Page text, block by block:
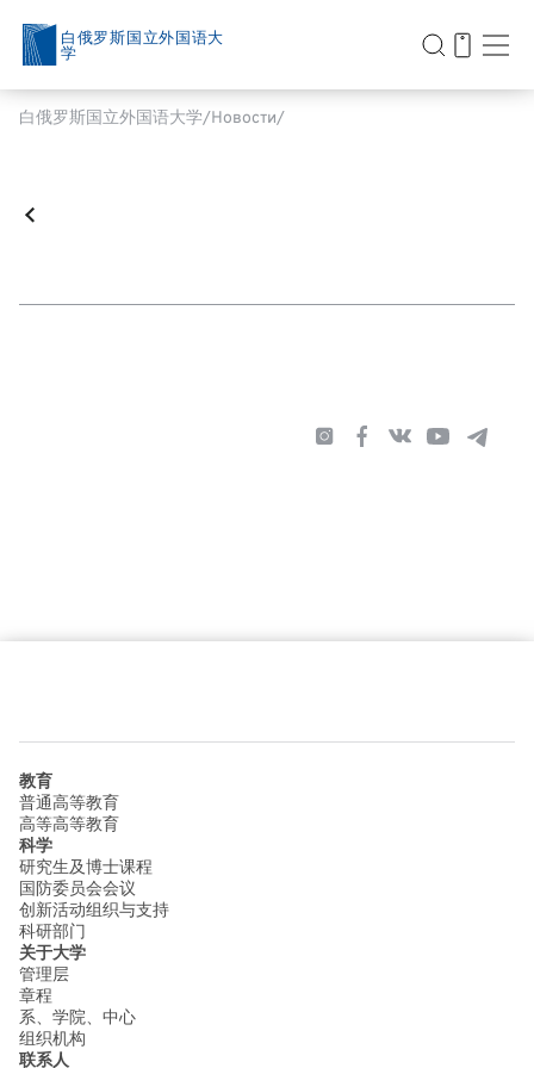
白俄罗斯国立外国语大
学
白俄罗斯国立外国语大学 Новости
教育
普通高等教育
高等高等教育
科学
研究生及博士课程
国防委员会会议
创新活动组织与支持
科研部门
关于大学
管理层
章程
系、学院、中心
组织机构
联系人